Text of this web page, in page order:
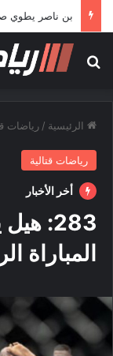
بحث عن
الرئيسية / رياضات
رياضات قتالية
أخر الأخبار
283:
المباراة